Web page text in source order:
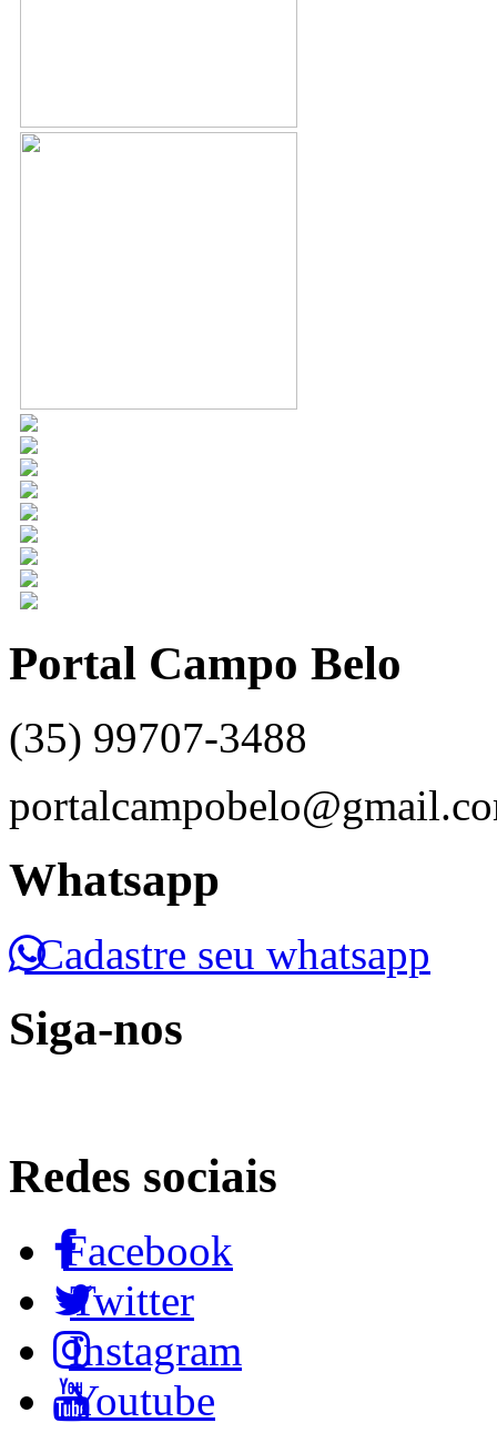
Portal Campo Belo
(35) 99707-3488
Whatsapp
Cadastre seu whatsapp
Siga-nos
Redes sociais
Facebook
Twitter
Instagram
Youtube